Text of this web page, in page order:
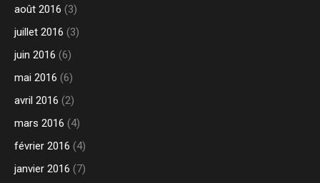
août 2016 (3)
juillet 2016 (3)
juin 2016 (6)
mai 2016 (6)
avril 2016 (2)
mars 2016 (4)
février 2016 (4)
janvier 2016 (7)